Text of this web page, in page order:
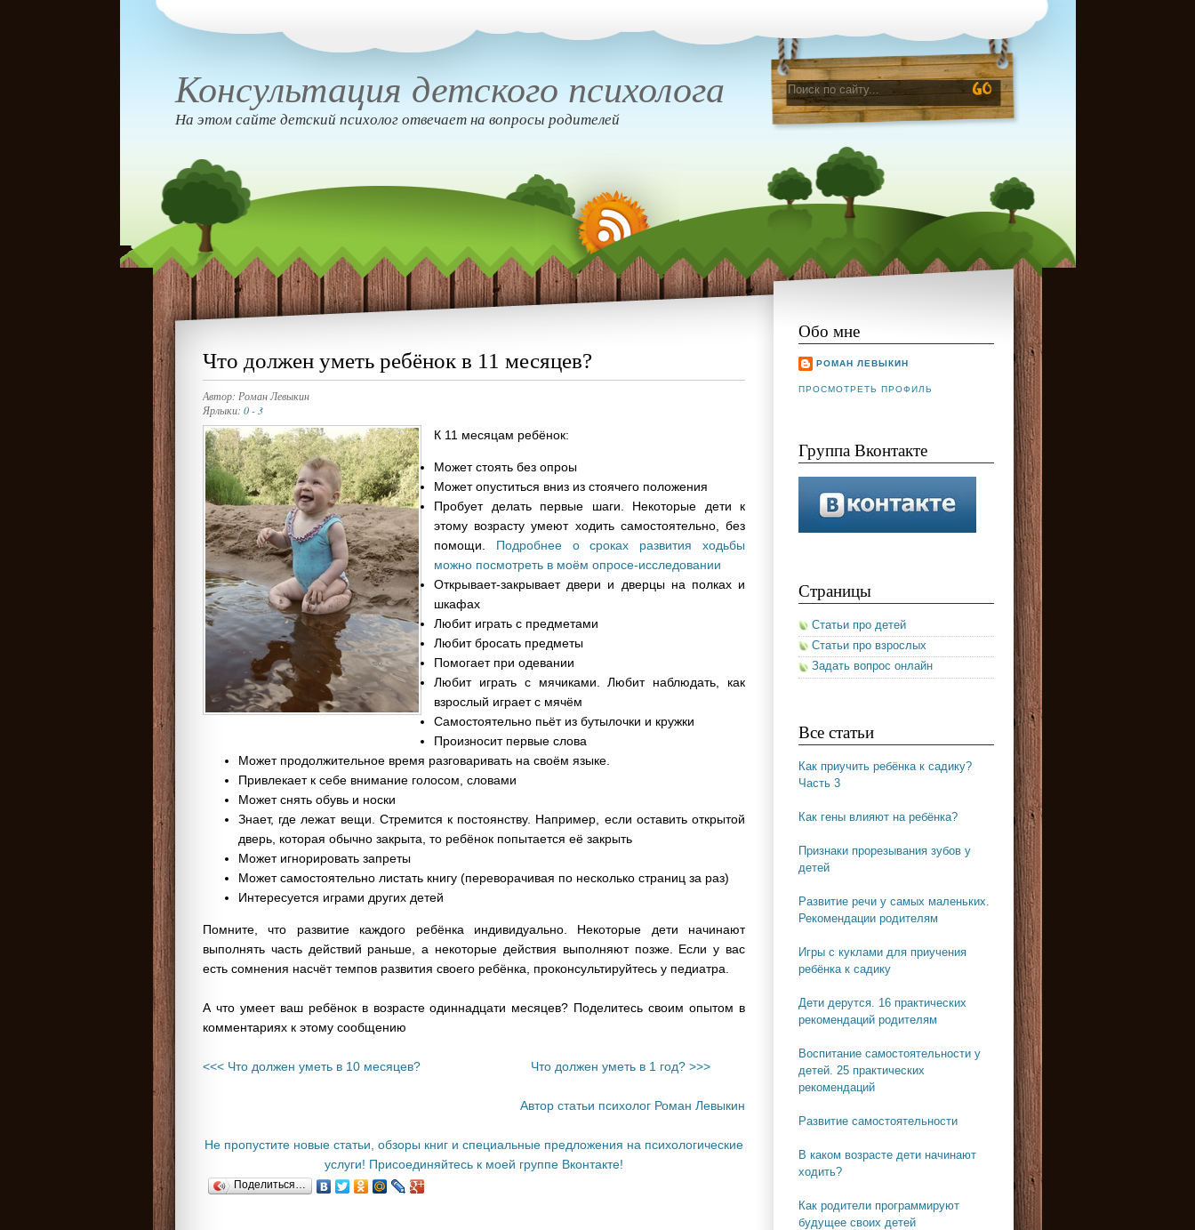
Консультация детского психолога
На этом сайте детский психолог отвечает на вопросы родителей
Что должен уметь ребёнок в 11 месяцев?
Автор: Роман Левыкин
Ярлыки: 0 - 3
К 11 месяцам ребёнок:
Может стоять без опроы
Может опуститься вниз из стоячего положения
Пробует делать первые шаги. Некоторые дети к
этому возрасту умеют ходить самостоятельно, без
помощи. Подробнее о сроках развития ходьбы
можно посмотреть в моём опросе-исследовании
Открывает-закрывает двери и дверцы на полках и
шкафах
Любит играть с предметами
Любит бросать предметы
Помогает при одевании
Любит играть с мячиками. Любит наблюдать, как
взрослый играет с мячём
Самостоятельно пьёт из бутылочки и кружки
Произносит первые слова
Может продолжительное время разговаривать на своём языке.
Привлекает к себе внимание голосом, словами
Может снять обувь и носки
Знает, где лежат вещи. Стремится к постоянству. Например, если оставить открытой
дверь, которая обычно закрыта, то ребёнок попытается её закрыть
Может игнорировать запреты
Может самостоятельно листать книгу (переворачивая по несколько страниц за раз)
Интересуется играми других детей
Помните, что развитие каждого ребёнка индивидуально. Некоторые дети начинают
выполнять часть действий раньше, а некоторые действия выполняют позже. Если у вас
есть сомнения насчёт темпов развития своего ребёнка, проконсультируйтесь у педиатра.
А что умеет ваш ребёнок в возрасте одиннадцати месяцев? Поделитесь своим опытом в
комментариях к этому сообщению
<<< Что должен уметь в 10 месяцев? Что должен уметь в 1 год? >>>
Автор статьи психолог Роман Левыкин
Не пропустите новые статьи, обзоры книг и специальные предложения на психологические
услуги! Присоединяйтесь к моей группе Вконтакте!
Поделиться…
Обо мне
РОМАН ЛЕВЫКИН
ПРОСМОТРЕТЬ ПРОФИЛЬ
Группа Вконтакте
Страницы
Статьи про детей
Статьи про взрослых
Задать вопрос онлайн
Все статьи
Как приучить ребёнка к садику?
Часть 3
Как гены влияют на ребёнка?
Признаки прорезывания зубов у
детей
Развитие речи у самых маленьких.
Рекомендации родителям
Игры с куклами для приучения
ребёнка к садику
Дети дерутся. 16 практических
рекомендаций родителям
Воспитание самостоятельности у
детей. 25 практических
рекомендаций
Развитие самостоятельности
В каком возрасте дети начинают
ходить?
Как родители программируют
будущее своих детей